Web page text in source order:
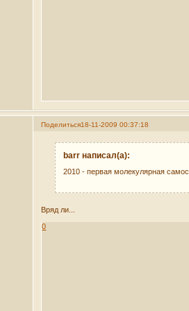
Поделиться18-11-2009 00:37:18
barr написал(а):
2010 - первая молекулярная
Вряд ли...
0